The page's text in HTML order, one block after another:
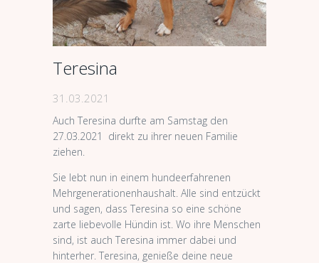
Teresina
31.03.2021
Auch Teresina durfte am Samstag den
27.03.2021 direkt zu ihrer neuen Familie
ziehen.
Sie lebt nun in einem hundeerfahrenen
Mehrgenerationenhaushalt. Alle sind entzückt
und sagen, dass Teresina so eine schöne
zarte liebevolle Hündin ist. Wo ihre Menschen
sind, ist auch Teresina immer dabei und
hinterher. Teresina, genieße deine neue